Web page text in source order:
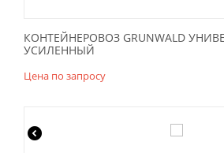
КОНТЕЙНЕРОВОЗ GRUNWALD
УСИЛЕННЫЙ
Цена по запросу